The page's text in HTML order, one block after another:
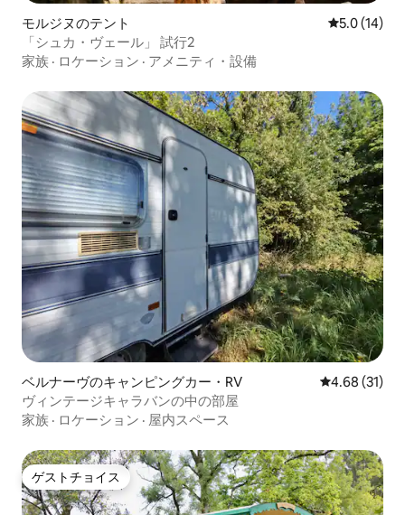
モルジヌのテント レビュー14
5.0 (14)
「シュカ・ヴェール」 試行2
家族 · ロケーション · アメニティ・設備
ベルナーヴのキャンピングカー・RV レビュー31
4.68 (31)
ヴィンテージキャラバンの中の部屋
家族 · ロケーション · 屋内スペース
ゲストチョイス
ゲストチョイス